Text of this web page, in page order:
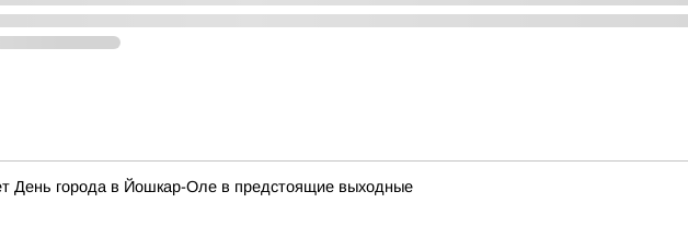
День города в Йошкар-Оле в предстоящие выходные